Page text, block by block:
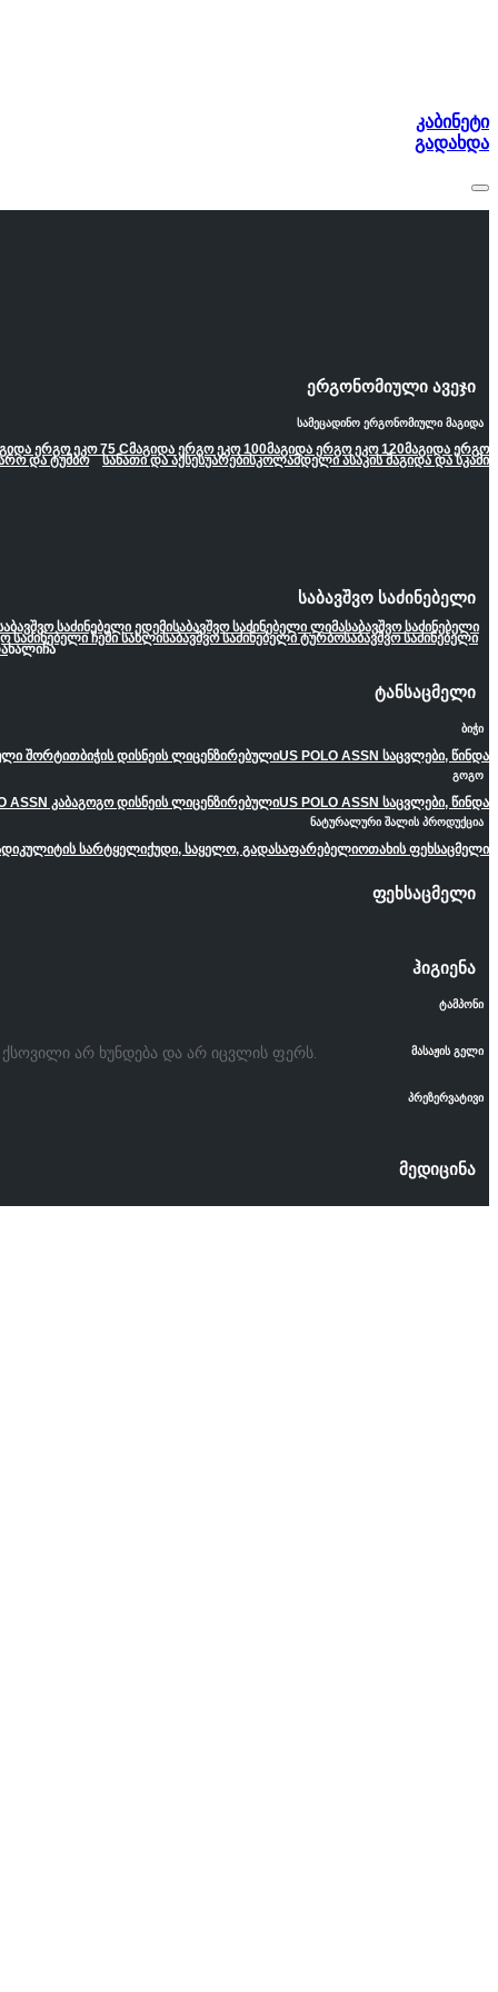
კაბინეტი
გადახდა
ერგონომიული ავეჯი
სამეცადინო ერგონომიული მაგიდა
ერგო ეკო 75 Cმაგიდა ერგო ეკო 100მაგიდა ერგო ეკო 120მაგიდა ერგო
და ტუმბო სანათი და აქსესუარებისკოლამდელი ასაკის მაგიდა და სკამი
საბავშვო საძინებელი
საძინებელი ედემისაბავშვო საძინებელი ლიმასაბავშვო საძინებელი
საძინებელი ჩემი სახლისაბავშვო საძინებელი ტურბოსაბავშვო საძინებელი
ხალიჩა
ტანსაცმელი
ბიჭი
შორტითბიჭის დისნეის ლიცენზირებულიUS POLO ASSN საცვლები, წინდა
გოგო
ASSN კაბაგოგო დისნეის ლიცენზირებულიUS POLO ASSN საცვლები, წინდა
ნატურალური შალის პროდუქცია
სარტყელიქუდი, საყელო, გადასაფარებელიოთახის ფეხსაცმელი
ფეხსაცმელი
ჰიგიენა
ტამპონი
მასაჟის გელი
პრეზერვატივი
მედიცინა
ქსოვილი არ ხუნდება და არ იცვლის ფერს.